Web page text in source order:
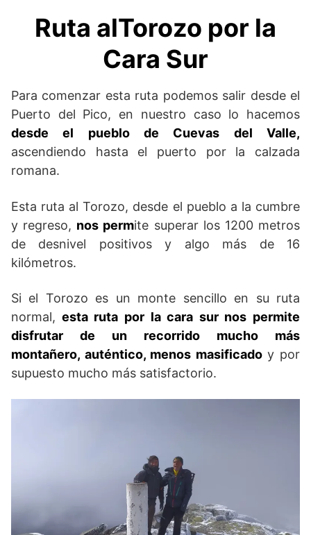
Ruta alTorozo por la
Cara Sur
Para comenzar esta ruta podemos salir desde el
Puerto del Pico, en nuestro caso lo hacemos
desde el pueblo de Cuevas del Valle,
ascendiendo hasta el puerto por la calzada
romana.
Esta ruta al Torozo, desde el pueblo a la cumbre
y regreso, nos permite superar los 1200 metros
de desnivel positivos y algo más de 16
kilómetros.
Si el Torozo es un monte sencillo en su ruta
normal, esta ruta por la cara sur nos permite
disfrutar de un recorrido mucho más
montañero, auténtico, menos masificadoy por
supuesto mucho más satisfactorio.